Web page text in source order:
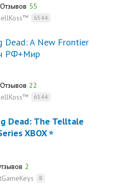
Отзывов 55
6544
Dead: A New Frontier
РФ+Мир
Отзывов 22
6544
Dead: The Telltale
XBOX
2
8